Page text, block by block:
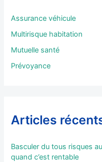
rAssurance véhicule
Multirisque habitation
Mutuelle santé
Prévoyance
Articles
Basculer du tous risques
quand c’est rentable